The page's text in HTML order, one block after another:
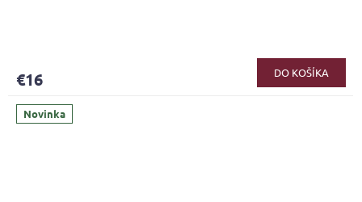
€16 DO KOŠÍKA
Novinka